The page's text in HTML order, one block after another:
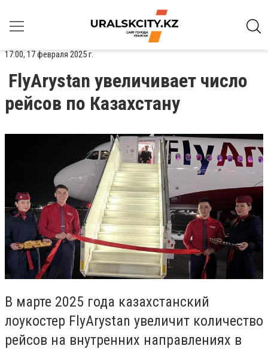
17:00, 17 февраля 2025 г.
FlyArystan увеличивает число
рейсов по Казахстану
В марте 2025 года казахстанский
лоукостер FlyArystan увеличит количество
рейсов на внутренних направлениях в